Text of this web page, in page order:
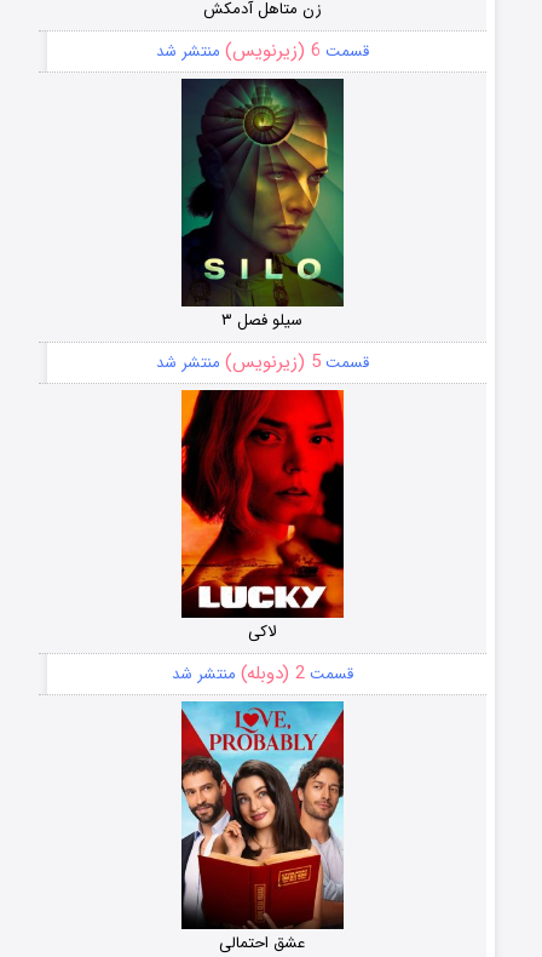
زن متاهل آدمکش
قسمت 6 (زیرنویس) منتشر شد
سیلو فصل ۳
قسمت5 (زیرنویس) منتشر شد
لاکی
قسمت2 (دوبله) منتشر شد
عشق احتمالی